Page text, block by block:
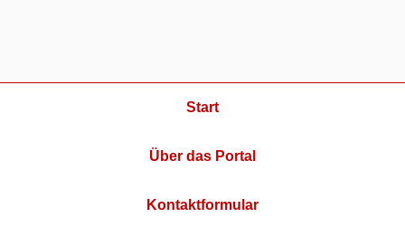
Start
Über das Portal
Kontaktformular